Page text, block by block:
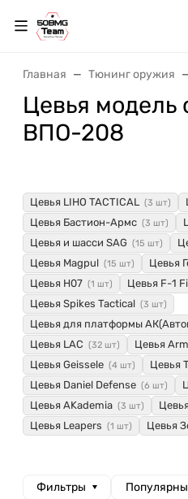
Главная Тюнинг оружия
Цевья модель
ВПО-208
Цевья LIHO TACTICAL (3 шт)
Цевья Бастион-Армс (3 шт)
Цевья и шасси SAG (15 шт)
Цевья Magpul (15 шт) Цевья
Цевья H07 (1 шт) Цевья F-1
Цевья Spikes Tactical (3 шт)
Цевья для платформы
Цевья LAC (32 шт) Цевья
Цевья Geissele (4 шт) Цевья
Цевья Daniel Defense (6 шт)
Цевья AKademia (3 шт)
Цевья Leapers (1 шт) Цевья
Фильтры